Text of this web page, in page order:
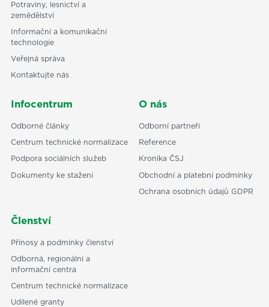
Potraviny, lesnictví a
zemědělství
Informační a komunikační
technologie
Veřejná správa
Kontaktujte nás
Infocentrum
Odborné články
Centrum technické normalizace
Podpora sociálních služeb
Dokumenty ke stažení
O nás
Odborní partneři
Reference
Kronika ČSJ
Obchodní a platební podmínky
Ochrana osobních údajů GDPR
Členství
Přínosy a podmínky členství
Odborná, regionální a
informační centra
Centrum technické normalizace
Udílené granty